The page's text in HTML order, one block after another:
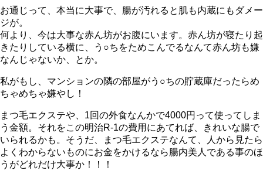
お通じって、本当に大事で、腸が汚れると肌も内蔵にもダメー
ジが。
何より、今は大事な赤ん坊がお腹にいます。赤ん坊が寝たり起
きたりしている横に、う○ちをためこんでるなんて赤ん坊も嫌
なんじゃないか、とか。
私がもし、マンションの隣の部屋がう○ちの貯蔵庫だったらめ
ちゃめちゃ嫌やし！
まつ毛エクステや、1回の外食なんかで4000円って使ってしま
う金額。それをこの明治R-1の費用にあてれば、きれいな腸で
いられるかも。そうだ、まつ毛エクステなんて、人から見たら
よくわからないものにお金をかけるなら腸内美人である事のほ
うがどれだけ大事か！！！